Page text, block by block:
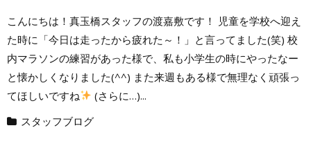
こんにちは！真玉橋スタッフの渡嘉敷です！ 児童を学校へ迎え
た時に「今日は走ったから疲れた～！」と言ってました(笑) 校
内マラソンの練習があった様で、私も小学生の時にやったなー
と懐かしくなりました(^^) また来週もある様で無理なく頑張っ
てほしいですね
(さらに…)...
スタッフブログ